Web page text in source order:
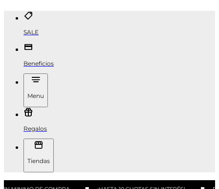
SALE
Beneficios
Menu
Regalos
Tiendas